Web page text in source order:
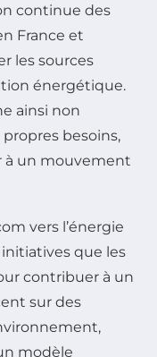
continue des
France et
les sources
énergétique.
ainsi non
besoins,
à un mouvement
vers l’énergie
que les
contribuer à un
sur des
modèle